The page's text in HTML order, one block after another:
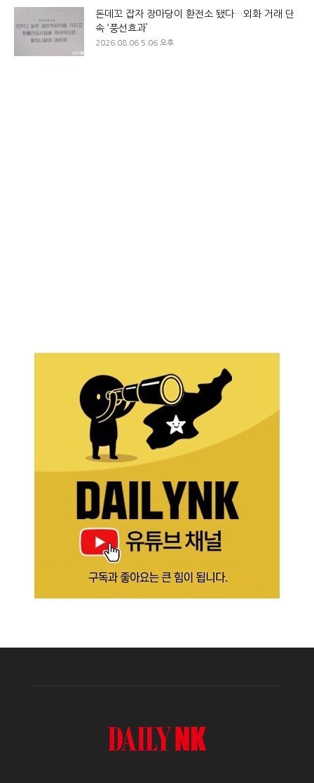
돈데꼬 잡자 장마당이 환전소 됐다…외화 거래 단
속 ‘풍선효과’
2026.08.06 5:06 오후